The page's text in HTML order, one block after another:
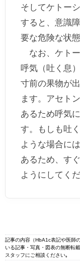
そしてケトー
すると、意識
要な危険な状
なお、ケトー
呼気（吐く息
寸前の果物が
ます。アセト
あるため呼気
す。もしも吐
ような場合に
あるため、す
ようにしてくだ
記事の内容（HbA1c表記や医師
いる記事・写真・図表の無断転
スタッフにご相談ください｡